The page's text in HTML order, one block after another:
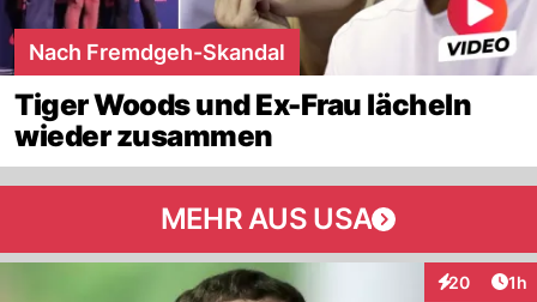
Nach Fremdgeh-Skandal
Tiger Woods und Ex-Frau lächeln
wieder zusammen
MEHR AUS USA
20
Interaktionen
1h